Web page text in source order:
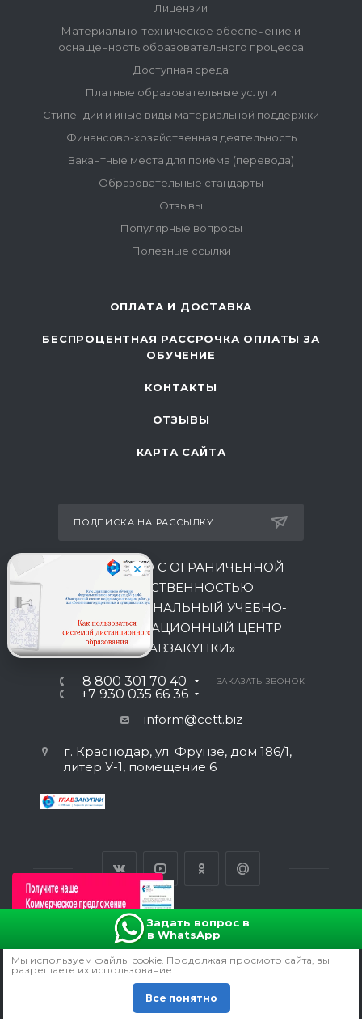
Лицензии
Материально-техническое обеспечение и
оснащенность образовательного процесса
Доступная среда
Платные образовательные услуги
Стипендии и иные виды материальной поддержки
Финансово-хозяйственная деятельность
Вакантные места для приёма (перевода)
Образовательные стандарты
Отзывы
Популярные вопросы
Полезные ссылки
ОПЛАТА И ДОСТАВКА
БЕСПРОЦЕНТНАЯ РАССРОЧКА ОПЛАТЫ ЗА
ОБУЧЕНИЕ
КОНТАКТЫ
ОТЗЫВЫ
КАРТА САЙТА
ПОДПИСКА НА РАССЫЛКУ
ОБЩЕСТВО С ОГРАНИЧЕННОЙ
ОТВЕТСТВЕННОСТЬЮ
МЕЖРЕГИОНАЛЬНЫЙ УЧЕБНО-
КОНСУЛЬТАЦИОННЫЙ ЦЕНТР
«ГЛАВЗАКУПКИ»
8 800 301 70 40
+7 930 035 66 36
ЗАКАЗАТЬ ЗВОНОК
inform@cett.biz
г. Краснодар, ул. Фрунзе, дом 186/1,
литер У-1, помещение 6
ВЕРСИЯ ДЛЯ ПЕЧАТИ
ПОЛИТИКА КОНФИДЕНЦИАЛЬНОСТИ
Задать вопрос в
в WhatsApp
Мы используем файлы сookie. Продолжая просмотр сайта, вы
разрешаете их использование.
Все понятно